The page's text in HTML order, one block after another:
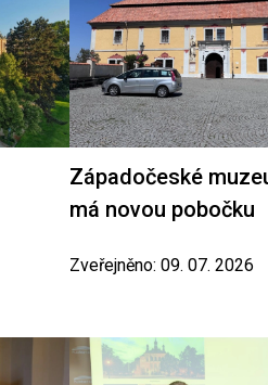
Západočeské
má novou pobočku
Zveřejněno: 09. 07. 2026